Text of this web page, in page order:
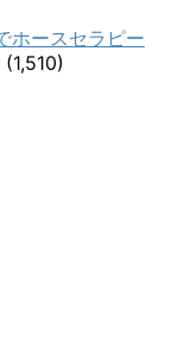
ホースセラピー
(1,510)